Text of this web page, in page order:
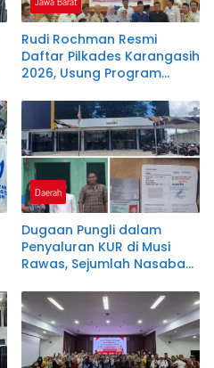
Rudi Rochman Resmi
Daftar Pilkades Karangasih
2026, Usung Program
Pendidikan, dan
Kesejahteraan Guru Ngaji
Daerah
Dugaan Pungli dalam
Penyaluran KUR di Musi
Rawas, Sejumlah Nasabah
Jutaan Rupiah